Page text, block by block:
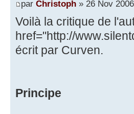
par Christoph » 26 Nov
Voilà la critique de
href="http://
écrit par Curven.
Principe